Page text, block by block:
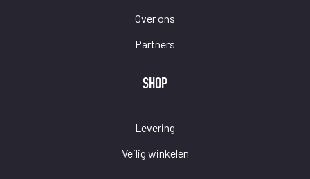
Over ons
Partners
SHOP
Levering
Veilig winkelen